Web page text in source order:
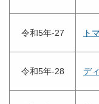
令和5年-27 ト
令和5年-28 デ